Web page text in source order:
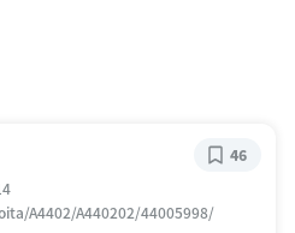
A4402/A440202/44005998/
46